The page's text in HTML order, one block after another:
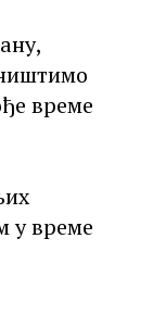
време
у време